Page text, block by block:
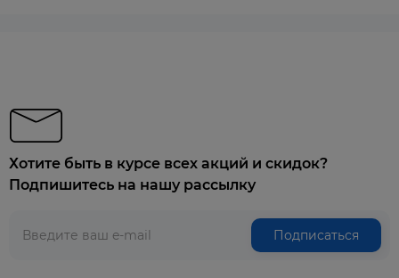
Хотите быть в курсе всех акций и скидок?
Подпишитесь на нашу рассылку
Подписаться